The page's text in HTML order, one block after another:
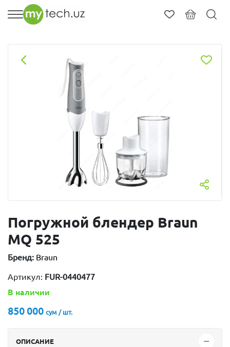
Погружной блендер Braun
MQ 525
Бренд: Braun
Артикул: FUR-0440477
В наличии
850 000 сум / шт.
ОПИСАНИЕ